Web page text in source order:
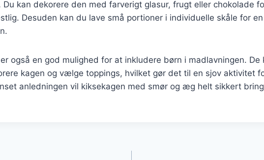
Du kan dekorere den med farverigt glasur, frugt eller chokolade
Desuden kan du lave små portioner i individuelle skåle for
også en god mulighed for at inkludere børn i madlavningen.
kagen og vælge toppings, hvilket gør det til en sjov aktivitet
anledningen vil kiksekagen med smør og æg helt sikkert